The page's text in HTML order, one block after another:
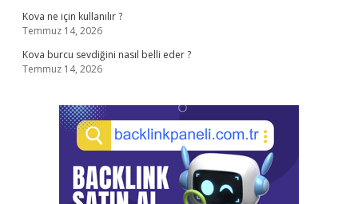
Kova ne için kullanılır ?
Temmuz 14, 2026
Kova burcu sevdiğini nasıl belli eder ?
Temmuz 14, 2026